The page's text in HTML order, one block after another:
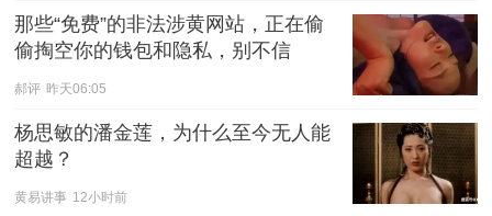
那些“免费”的非法涉黄网站，正在偷
偷掏空你的钱包和隐私，别不信
郝评 昨天06:05
杨思敏的潘金莲，为什么至今无人能
超越？
黄易讲事 12小时前